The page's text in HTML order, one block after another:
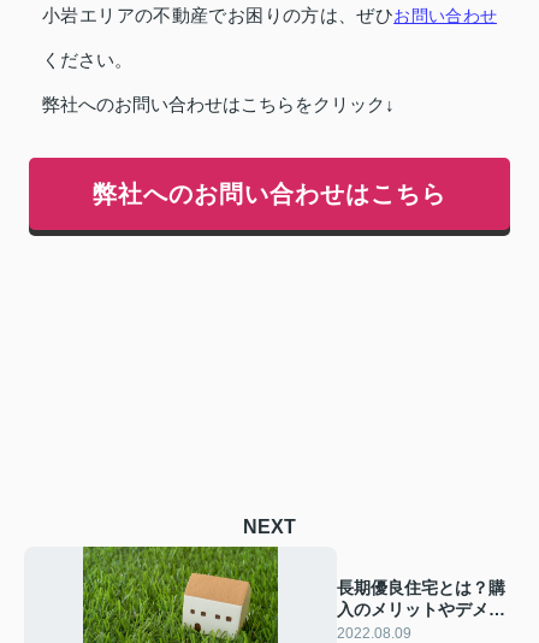
小岩エリアの不動産でお困りの方は、ぜひお問い合わせ
ください。
弊社へのお問い合わせはこちらをクリック↓
弊社へのお問い合わせはこちら
NEXT
長期優良住宅とは？購
入のメリットやデメリ
ットも解説！
2022.08.09